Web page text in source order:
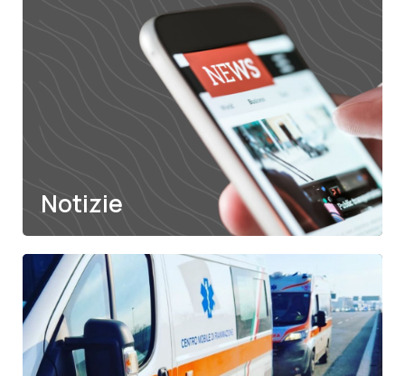
Notizie